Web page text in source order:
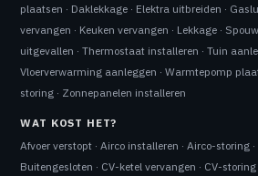
plaatsen · Daklekkage · Elektra uitbreiden ·
vervangen · Keuken vervangen · Lekkage ·
uitgevallen ·Thermostaat installeren ·Tuin
Vloerverwarming aanleggen ·Warmtepomp
storing · Zonnepanelen installeren
WAT KOST HET?
Afvoer verstopt ·Airco installeren ·Airco-storing ·
Buitengesloten · CV-ketel vervangen · CV-storing